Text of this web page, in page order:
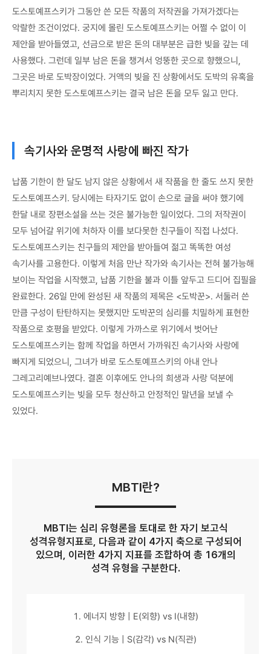
도스토예프스키가 그동안 쓴 모든 작품의 저작권을 가져가겠다는
악랄한 조건이었다. 궁지에 몰린 도스토예프스키는 어쩔 수 없이 이
제안을 받아들였고, 선금으로 받은 돈의 대부분은 급한 빚을 갚는 데
사용했다. 그런데 일부 남은 돈을 챙겨서 엉뚱한 곳으로 향했으니,
그곳은 바로 도박장이었다. 거액의 빚을 진 상황에서도 도박의 유혹을
뿌리치지 못한 도스토예프스키는 결국 남은 돈을 모두 잃고 만다.
속기사와 운명적 사랑에 빠진 작가
납품 기한이 한 달도 남지 않은 상황에서 새 작품을 한 줄도 쓰지 못한
도스토예프스키. 당시에는 타자기도 없이 손으로 글을 써야 했기에
한달 내로 장편소설을 쓰는 것은 불가능한 일이었다. 그의 저작권이
모두 넘어갈 위기에 처하자 이를 보다못한 친구들이 직접 나섰다.
도스토예프스키는 친구들의 제안을 받아들여 젊고 똑똑한 여성
속기사를 고용한다. 이렇게 처음 만난 작가와 속기사는 전혀 불가능해
보이는 작업을 시작했고, 납품 기한을 불과 이틀 앞두고 드디어 집필을
완료한다. 26일 만에 완성된 새 작품의 제목은 <도박꾼>. 서둘러 쓴
만큼 구성이 탄탄하지는 못했지만 도박꾼의 심리를 치밀하게 표현한
작품으로 호평을 받았다. 이렇게 가까스로 위기에서 벗어난
도스토예프스키는 함께 작업을 하면서 가까워진 속기사와 사랑에
빠지게 되었으니, 그녀가 바로 도스토예프스키의 아내 안나
그레고리예브나였다. 결혼 이후에도 안나의 희생과 사랑 덕분에
도스토예프스키는 빚을 모두 청산하고 안정적인 말년을 보낼 수
있었다.
MBTI란?
MBTI는 심리 유형론을 토대로 한 자기 보고식
성격유형지표로, 다음과 같이 4가지 축으로 구성되어
있으며, 이러한 4가지 지표를 조합하여 총 16개의
성격 유형을 구분한다.
1. 에너지 방향 | E(외향) vs I(내향)
2. 인식 기능 | S(감각) vs N(직관)